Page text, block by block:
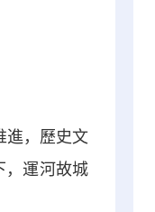
，歷史文
，運河故城